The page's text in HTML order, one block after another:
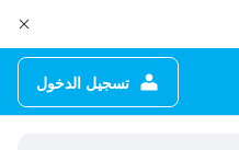
تسجيل الدخول